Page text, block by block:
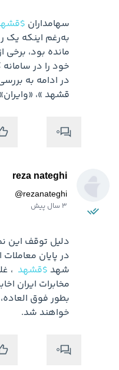
سهامداران
قشهد »، «وایران»
0
reza nateghi
@rezanateghi
3 سال پیش
شهد $قشهد
خواهند شد.
0